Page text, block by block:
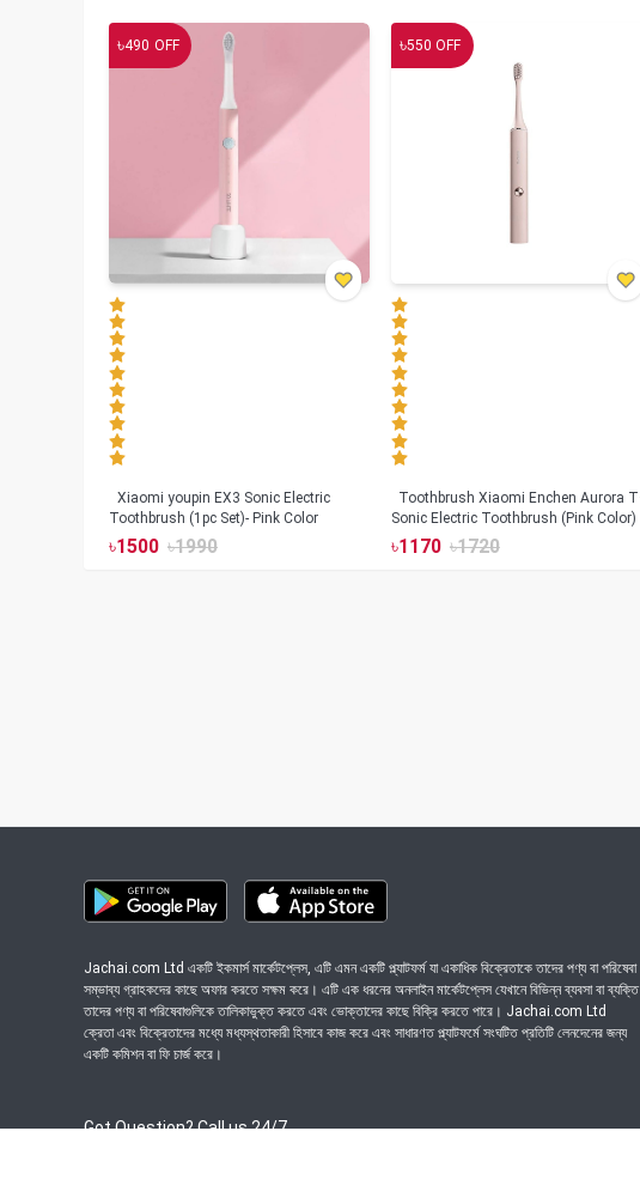
৳490 OFF
Toothbrush (1pc Set)- Pink Color
৳1500 ৳1990
৳550 OFF
Toothbrush Xiaomi Enchen Aurora T+
Sonic Electric Toothbrush (Pink Color)
৳1170 ৳1720
Jachai.com Ltd একটি ইকমার্স মার্কেটপ্লেস, এটি এমন একটি প্ল্যাটফর্ম যা একাধিক বিক্রেতাকে তাদের পণ্য বা পরিষেবা
সম্ভাব্য গ্রাহকদের কাছে অফার করতে সক্ষম করে। এটি এক ধরনের অনলাইন মার্কেটপ্লেস যেখানে বিভিন্ন ব্যবসা বা ব্যক্তি
তাদের পণ্য বা পরিষেবাগুলিকে তালিকাভুক্ত করতে এবং ভোক্তাদের কাছে বিক্রি করতে পারে। Jachai.com Ltd
ক্রেতা এবং বিক্রেতাদের মধ্যে মধ্যস্থতাকারী হিসাবে কাজ করে এবং সাধারণত প্ল্যাটফর্মে সংঘটিত প্রতিটি লেনদেনের জন্য
একটি কমিশন বা ফি চার্জ করে।
Got Question? Call us 24/7